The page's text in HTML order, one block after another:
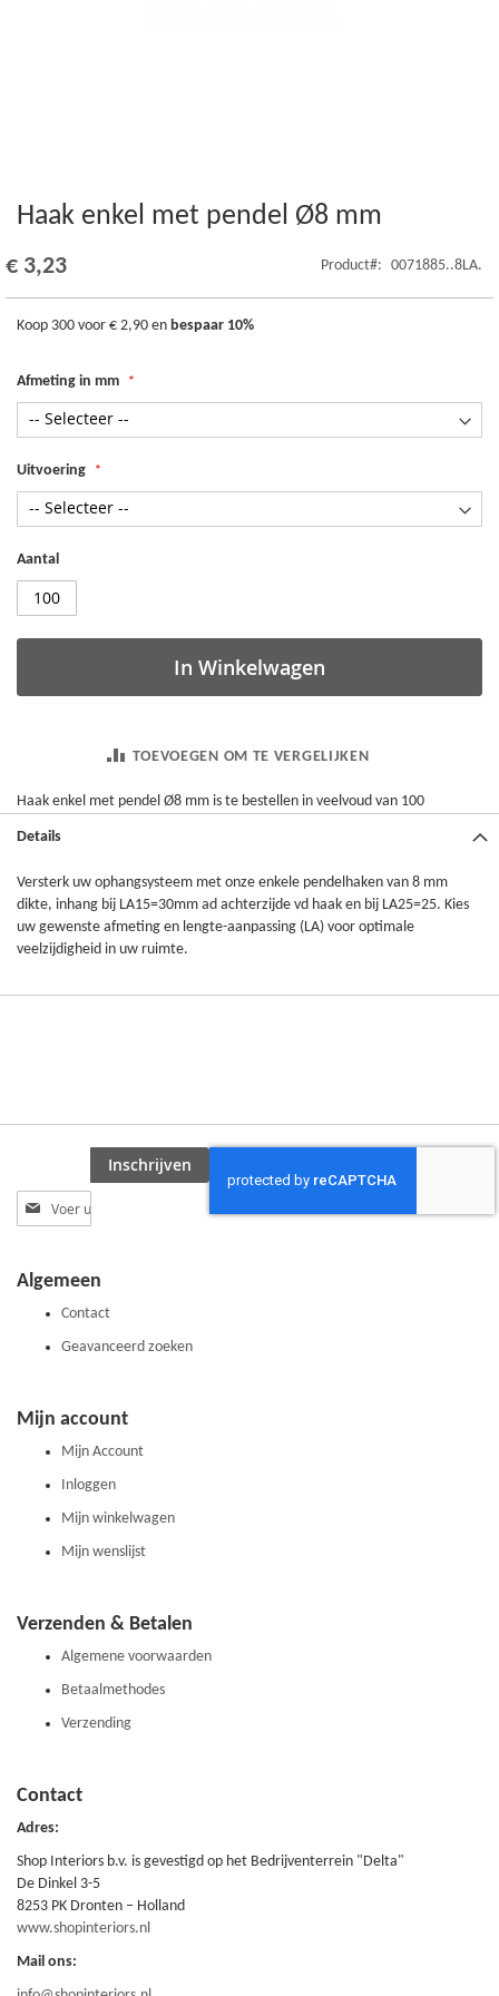
Ga
het
begin
van
de
Haak enkel met pendel Ø8 mm
€ 3,23 Product 0071885..8LA.
Koop 300 voor € 2,90 en bespaar 10%
Afmeting in mm
Uitvoering
Aantal
In Winkelwagen
TOEVOEGEN OM TE VERGELIJKEN
Haak enkel met pendel Ø8 mm is te bestellen in veelvoud van 100
Details
Versterk uw ophangsysteem met onze enkele pendelhaken van 8 mm
dikte, inhang bij LA15=30mm ad achterzijde vd haak en bij LA25=25. Kies
uw gewenste afmeting en lengte-aanpassing (LA) voor optimale
veelzijdigheid in uw ruimte.
Abonneer
u
nieuwsbrief
Inschrijven
Algemeen
Contact
Geavanceerd zoeken
Mijn account
Mijn Account
Inloggen
Mijn winkelwagen
Mijn wenslijst
Verzenden & Betalen
Algemene voorwaarden
Betaalmethodes
Verzending
Contact
Adres:
Shop Interiors b.v. is gevestigd op het Bedrijventerrein "Delta"
De Dinkel 3-5
8253 PK Dronten – Holland
www.shopinteriors.nl
Mail ons: